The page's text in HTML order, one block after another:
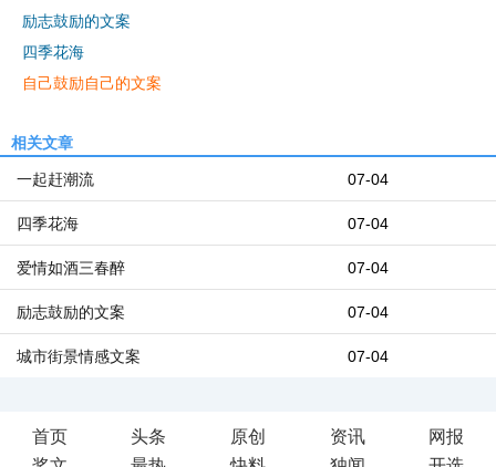
励志鼓励的文案
四季花海
自己鼓励自己的文案
相关文章
07-04
一起赶潮流
07-04
四季花海
07-04
爱情如酒三春醉
07-04
励志鼓励的文案
07-04
城市街景情感文案
首页 头条 原创 资讯
网报